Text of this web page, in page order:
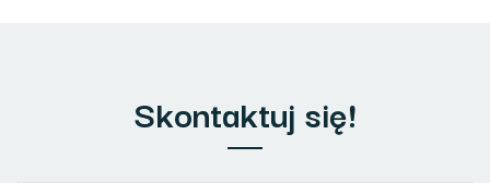
Skontaktuj się!